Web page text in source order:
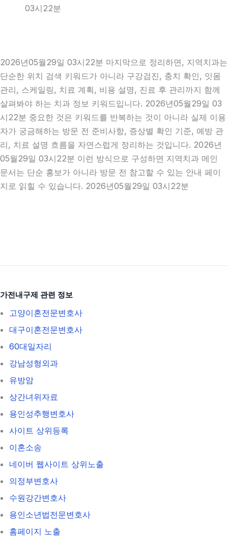
03시22분
2026년05월29일 03시22분 마지막으로 정리하면, 지역치과는
단순한 위치 검색 키워드가 아니라 구강검진, 충치 확인, 잇몸
관리, 스케일링, 치료 계획, 비용 설명, 진료 후 관리까지 함께
살펴봐야 하는 치과 정보 키워드입니다. 2026년05월29일 03
시22분 중요한 것은 키워드를 반복하는 것이 아니라 실제 이용
자가 궁금해하는 방문 전 준비사항, 증상별 확인 기준, 예방 관
리, 치료 설명 흐름을 자연스럽게 정리하는 것입니다. 2026년
05월29일 03시22분 이런 방식으로 구성하면 지역치과 메인
문서는 단순 홍보가 아니라 방문 전 참고할 수 있는 안내 페이
지로 읽힐 수 있습니다. 2026년05월29일 03시22분
가전내구제 관련 정보
고양이혼전문변호사
대구이혼전문변호사
60대일자리
강남성형외과
유방암
상간녀위자료
용인성추행변호사
사이트 상위등록
이혼소송
네이버 웹사이트 상위노출
의정부변호사
수원강간변호사
용인소년법전문변호사
홈페이지 노출